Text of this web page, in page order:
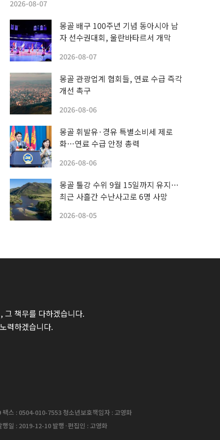
2026-08-07
몽골 배구 100주년 기념 동아시아 남
자 선수권대회, 울란바타르서 개막
2026-08-07
몽골 관광업계 협회들, 연료 수급 즉각
개선 촉구
2026-08-06
몽골 휘발유·경유 특별소비세 제로
화…연료 수급 안정 총력
2026-08-06
몽골 툴강 수위 9월 15일까지 유지…
최근 사흘간 수난사고로 6명 사망
2026-08-05
그 책무를 다하겠습니다.
력하겠습니다.
스 : 0504-010-7553 청소년보호책임자 : 고영화
일 : 2019-12-10 발행·편집인 : 고영화